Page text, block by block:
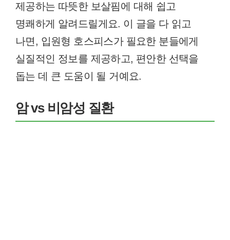
제공하는 따뜻한 보살핌에 대해 쉽고
명쾌하게 알려드릴게요. 이 글을 다 읽고
나면, 입원형 호스피스가 필요한 분들에게
실질적인 정보를 제공하고, 편안한 선택을
돕는 데 큰 도움이 될 거예요.
암 vs 비암성 질환